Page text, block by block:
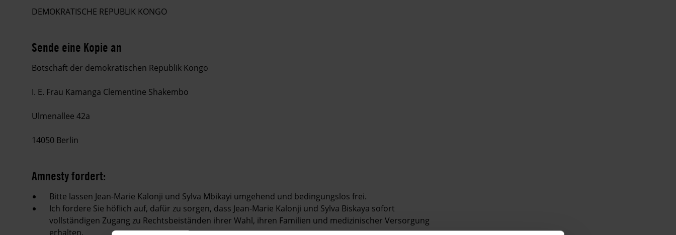
DEMOKRATISCHE REPUBLIK KONGO
Sende eine Kopie an
Botschaft der demokratischen Republik Kongo
I. E. Frau Kamanga Clementine Shakembo
Ulmenallee 42a
14050 Berlin
Amnesty fordert:
Bitte lassen Jean-Marie Kalonji und Sylva Mbikayi umgehend und bedingungslos frei.
Ich fordere Sie höflich auf, dafür zu sorgen, dass Jean-Marie Kalonji und Sylva Biskaya sofort
vollständigen Zugang zu Rechtsbeiständen ihrer Wahl, ihren Familien und medizinischer Versorgung
erhalten.